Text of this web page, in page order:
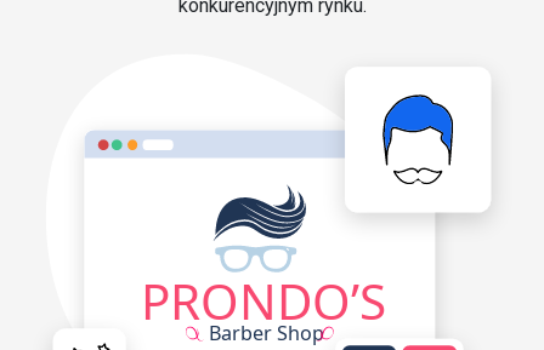
konkurencyjnym rynku.